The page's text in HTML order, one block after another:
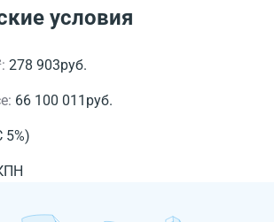
условия
278 903руб.
66 100 011руб.